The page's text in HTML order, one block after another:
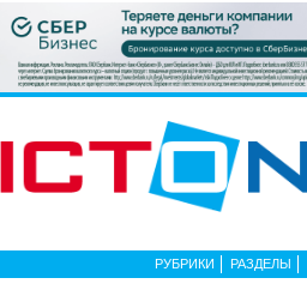
РУБРИКИ РАЗДЕЛЫ